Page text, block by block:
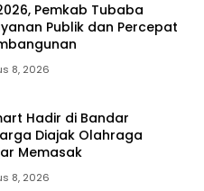
Pemkab Tubaba
Publik dan Percepat
8, 2026
Hadir di Bandar
Diajak Olahraga
Memasak
8, 2026